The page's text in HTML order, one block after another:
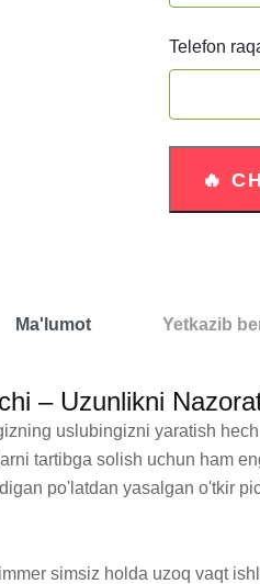
Telefon
Ma'lumot Yetkazib
– Uzunlikni
uslubingizni yaratish
tartibga solish uchun ham
po'latdan yasalgan o'tkir
simsiz holda uzoq vaqt